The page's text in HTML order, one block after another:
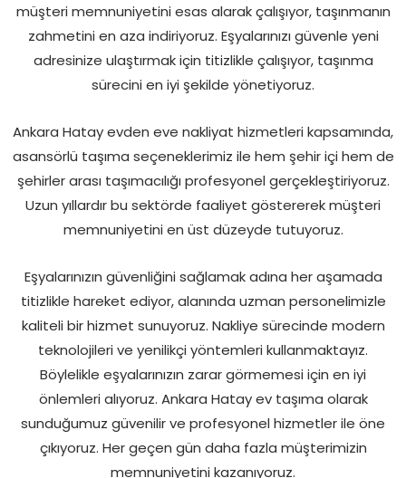
müşteri memnuniyetini esas alarak çalışıyor, taşınmanın
zahmetini en aza indiriyoruz. Eşyalarınızı güvenle yeni
adresinize ulaştırmak için titizlikle çalışıyor, taşınma
sürecini en iyi şekilde yönetiyoruz.
Ankara Hatay evden eve nakliyat hizmetleri kapsamında,
asansörlü taşıma seçeneklerimiz ile hem şehir içi hem de
şehirler arası taşımacılığı profesyonel gerçekleştiriyoruz.
Uzun yıllardır bu sektörde faaliyet göstererek müşteri
memnuniyetini en üst düzeyde tutuyoruz.
Eşyalarınızın güvenliğini sağlamak adına her aşamada
titizlikle hareket ediyor, alanında uzman personelimizle
kaliteli bir hizmet sunuyoruz. Nakliye sürecinde modern
teknolojileri ve yenilikçi yöntemleri kullanmaktayız.
Böylelikle eşyalarınızın zarar görmemesi için en iyi
önlemleri alıyoruz. Ankara Hatay ev taşıma olarak
sunduğumuz güvenilir ve profesyonel hizmetler ile öne
çıkıyoruz. Her geçen gün daha fazla müşterimizin
memnuniyetini kazanıyoruz.